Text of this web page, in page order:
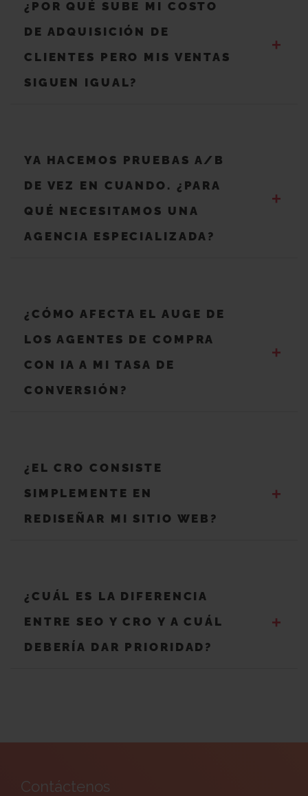
¿POR QUÉ SUBE MI COSTO
DE ADQUISICIÓN DE
CLIENTES PERO MIS VENTAS
SIGUEN IGUAL?
+
YA HACEMOS PRUEBAS A/B
DE VEZ EN CUANDO. ¿PARA
QUÉ NECESITAMOS UNA
AGENCIA ESPECIALIZADA?
+
¿CÓMO AFECTA EL AUGE DE
LOS AGENTES DE COMPRA
CON IA A MI TASA DE
CONVERSIÓN?
+
¿EL CRO CONSISTE
SIMPLEMENTE EN
REDISEÑAR MI SITIO WEB?
+
¿CUÁL ES LA DIFERENCIA
ENTRE SEO Y CRO Y A CUÁL
DEBERÍA DAR PRIORIDAD?
+
Contáctenos